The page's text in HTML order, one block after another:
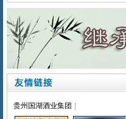
贵州国湖酒业集团